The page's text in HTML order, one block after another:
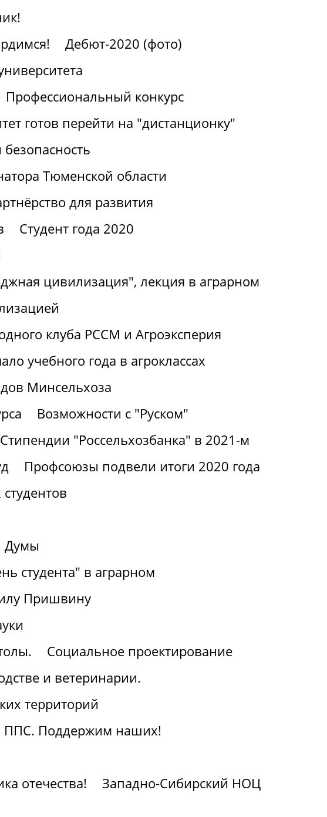
Дебют-2020 (фото)
Профессиональный конкурс
готов перейти на "дистанционку"
безопасность
Тюменской области
для развития
Студент года 2020
цивилизация", лекция в аграрном
клуба РССМ и Агроэксперия
учебного года в агроклассах
Минсельхоза
Возможности с "Руском"
Стипендии "Россельхозбанка" в 2021-м
Профсоюзы подвели итоги 2020 года
Думы
студента" в аграрном
Пришвину
Социальное проектирование
и ветеринарии.
территорий
ППС. Поддержим наших!
отечества!
Западно-Сибирский НОЦ